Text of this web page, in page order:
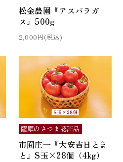
松金農園『アスパラガ
ス』500g
2,000円(税込)
薩摩のさつま認証品
市囿庄一『大安吉日とま
と』S玉×28個（4kg）